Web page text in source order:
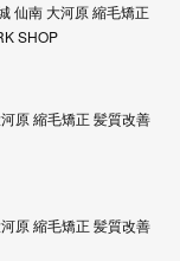
仙南 大河原 縮毛矯正
SHOP
原 縮毛矯正 髪質改善
原 縮毛矯正 髪質改善